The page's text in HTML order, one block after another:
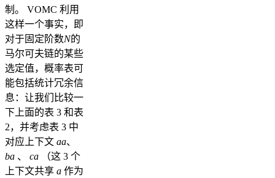
制。 VOMC 利用
这样一个事实，即
对于固定阶数N的
马尔可夫链的某些
选定值，概率表可
能包括统计冗余信
息：让我们比较一
下上面的表 3 和表
2，并考虑表 3 中
对应上下文 aa、
ba 、 ca （这 3 个
上下文共享 a 作为